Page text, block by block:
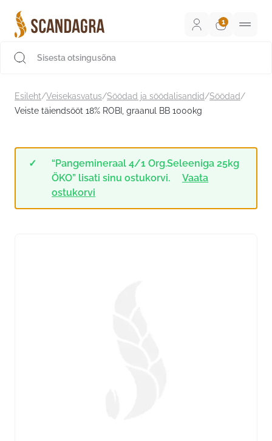
sisu
juurde
Esileht/Veisekasvatus/Söödad ja söödalisandid/Söödad/
Veiste täiendsööt 18% ROBI, graanul BB 1000kg
“Pangemineraal 4/1 Org.Seleeniga 25kg
ÖKO” lisati sinu ostukorvi.
Vaata
ostukorvi